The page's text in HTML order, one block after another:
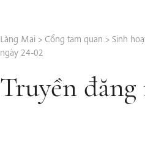
Làng Mai> Cổng tam quan > Sinh
ngày 24-02
Truyền đăng